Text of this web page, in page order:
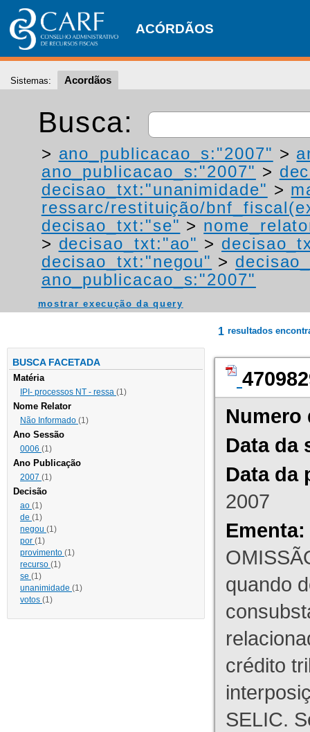
ACÓRDÃOS
Sistemas: Acordãos
Busca:
> ano_publicacao_s:"2007" >
ano_publicacao_s:"2007" >
decisao_txt:"unanimidade" >
ressarc/restituição/
decisao_txt:"se" >
> decisao_txt:"ao" >
decisao_txt:"negou" >
ano_publicacao_s:"2007"
mostrar execução da query
BUSCA FACETADA
Matéria
IPI- processos NT - ressa (1)
Nome Relator
Não Informado (1)
Ano Sessão
0006 (1)
Ano Publicação
2007 (1)
Decisão
ao (1)
de (1)
negou (1)
por (1)
provimento (1)
recurso (1)
se (1)
unanimidade (1)
votos (1)
1 resultados
Numero
Data da
Data da
2007
Ementa:
quando
crédito
SELIC.